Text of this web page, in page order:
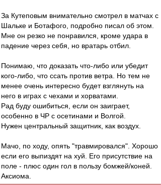
За Кутеповым внимательно смотрел в матчах с
Шальке и Ботафого, подробно писал об этом.
Мне он резко не понравился, кроме удара в
падение через себя, но вратарь отбил.
Понимаю, что доказать что-либо или убедит
кого-либо, что ссать против ветра. Но тем не
менее очень интересно будет взглянуть на
него в играх с чехами и хорватами.
Рад буду ошибиться, если он заиграет,
особенно в ЧР с осетинами и Волгой.
Нужен центральный защитник, как воздух.
Мачо, по ходу, опять "травмировался". Хорошо
если его выпиздят на хуй. Его присутствие на
поле - плюс один гол в пользу бомжей/коней.
Аксиома.